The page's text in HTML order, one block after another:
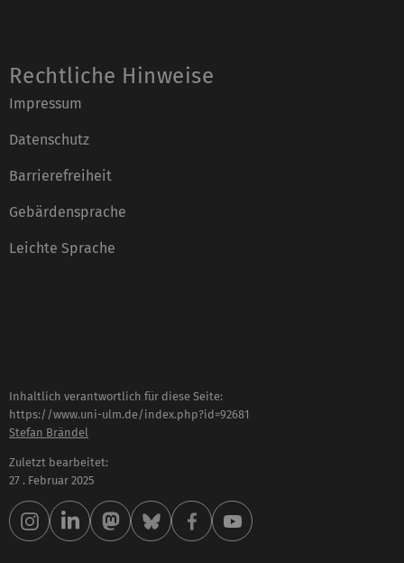
Rechtliche Hinweise
Impressum
Datenschutz
Barrierefreiheit
Gebärdensprache
Leichte Sprache
Inhaltlich verantwortlich für diese Seite:
https://www.uni-ulm.de/index.php?id=92681
Stefan Brändel
Zuletzt bearbeitet:
27 . Februar 2025